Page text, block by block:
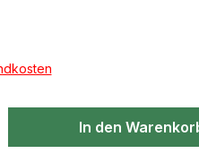
Wert ein oder
In den